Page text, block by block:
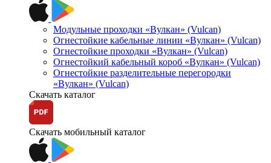
Модульные проходки «Вулкан» (Vulcan)
Огнестойкие кабельные линии «Вулкан» (Vulcan)
Огнестойкие проходки «Вулкан» (Vulcan)
Огнестойкий кабельный короб «Вулкан» (Vulcan)
Огнестойкие разделительные перегородки
«Вулкан» (Vulcan)
Скачать каталог
Скачать мобильный каталог